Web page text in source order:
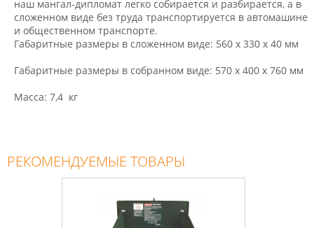
наш мангал-дипломат легко собирается и разбирается, а в
сложенном виде без труда транспортируется в автомашине
и общественном транспорте.
Габаритные размеры в сложенном виде: 560 x 330 x 40 мм
Габаритные размеры в собранном виде: 570 x 400 x 760 мм
Масса: 7,4 кг
РЕКОМЕНДУЕМЫЕ ТОВАРЫ